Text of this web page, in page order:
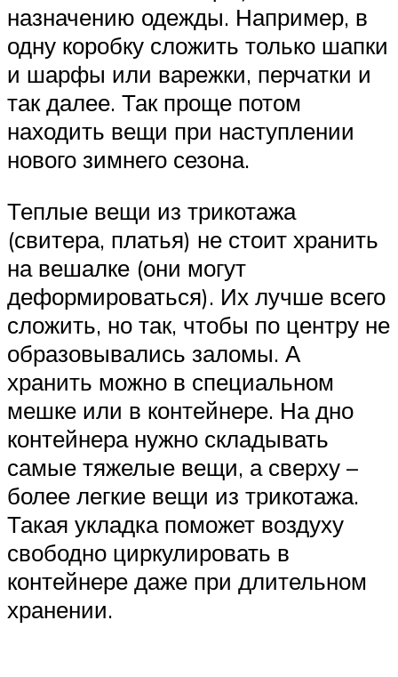
назначению одежды. Например, в
одну коробку сложить только шапки
и шарфы или варежки, перчатки и
так далее. Так проще потом
находить вещи при наступлении
нового зимнего сезона.
Теплые вещи из трикотажа
(свитера, платья) не стоит хранить
на вешалке (они могут
деформироваться). Их лучше всего
сложить, но так, чтобы по центру не
образовывались заломы. А
хранить можно в специальном
мешке или в контейнере. На дно
контейнера нужно складывать
самые тяжелые вещи, а сверху –
более легкие вещи из трикотажа.
Такая укладка поможет воздуху
свободно циркулировать в
контейнере даже при длительном
хранении.